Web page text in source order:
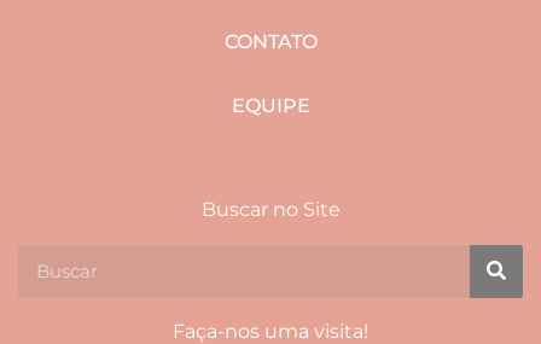
CONTATO
EQUIPE
Buscar no Site
Faça-nos uma visita!